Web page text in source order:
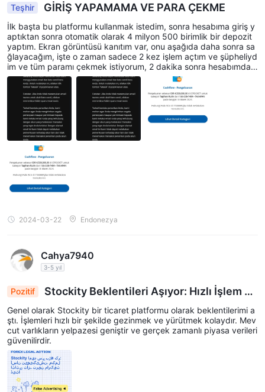
Teşhir GİRİŞ YAPAMAMA VE PARA ÇEKME
İlk başta bu platformu kullanmak istedim, sonra hesabıma giriş y
aptıktan sonra otomatik olarak 4 milyon 500 birimlik bir depozit
yaptım. Ekran görüntüsü kanıtım var, onu aşağıda daha sonra sa
ğlayacağım, işte o zaman sadece 2 kez işlem açtım ve şüpheliyd
im ve tüm paramı çekmek istiyorum, 2 dakika sonra hesabımdan
otomatik olarak çıktım ve şu ana kadar hesabıma giremiyorum v
e paramın içinde ne olduğu belli değil ve sonra support@stockit
y.id adresine sordum ama kimse cevap vermedi.
2024-03-22 Endonezya
Cahya7940
3-5 yıl
Pozitif
Stockity Beklentileri Aşıyor: Hızlı İşlem ve
Güçlü Piyasa Verileri
Genel olarak Stockity bir ticaret platformu olarak beklentilerimi a
ştı. İşlemleri hızlı bir şekilde gezinmek ve yürütmek kolaydır. Mev
cut varlıkların yelpazesi geniştir ve gerçek zamanlı piyasa verileri
güvenilirdir.